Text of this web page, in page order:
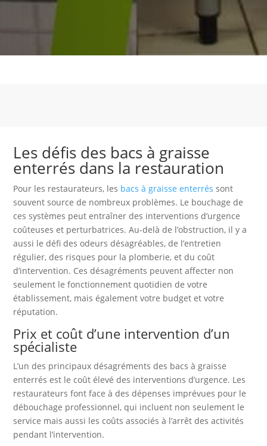
Les défis des bacs à graisse
enterrés dans la restauration
Pour les restaurateurs, les bacs à graisse enterrés sont
souvent source de nombreux problèmes. Le bouchage de
ces systèmes peut entraîner des interventions d’urgence
coûteuses et perturbatrices. Au-delà de l’obstruction, il y a
aussi le défi des odeurs désagréables, de l’entretien
régulier, des risques pour la plomberie, et du coût
d’intervention. Ces désagréments peuvent affecter non
seulement le fonctionnement quotidien de votre
établissement, mais également votre budget et votre
réputation.
Prix et coût d’une intervention d’un
spécialiste
L’un des principaux désagréments des bacs à graisse
enterrés est le coût élevé des interventions d’urgence. Les
restaurateurs font face à des dépenses imprévues pour le
débouchage professionnel, qui incluent non seulement le
service mais aussi les coûts associés à l’arrêt des activités
pendant l’intervention.